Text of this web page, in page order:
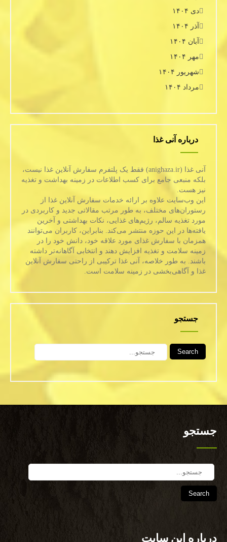
دی ۱۴۰۴
آذر ۱۴۰۴
آبان ۱۴۰۴
مهر ۱۴۰۴
شهریور ۱۴۰۴
مرداد ۱۴۰۴
درباره آنی غذا
آنی غذا (anighaza.ir) فقط یک پلتفرم سفارش آنلاین غذا نیست،
بلکه منبعی جامع برای کسب اطلاعات در زمینه بهداشت و تغذیه
نیز هست.
این وب‌سایت علاوه بر ارائه خدمات سفارش آنلاین غذا از
رستوران‌های مختلف، به طور مرتب مقالاتی جدید و کاربردی در
مورد تغذیه سالم، رژیم‌های غذایی، نکات بهداشتی و آخرین
یافته‌ها در این حوزه منتشر می‌کند. بنابراین، کاربران می‌توانند
همزمان با سفارش غذای مورد علاقه خود، دانش خود را در
زمینه سلامت و تغذیه افزایش دهند و انتخابی آگاهانه‌تر داشته
باشند. به طور خلاصه، آنی غذا ترکیبی از راحتی سفارش آنلاین
غذا و آگاهی‌بخشی در زمینه سلامت است.
جستجو
Search
جستجو
Search
درباره این سایت